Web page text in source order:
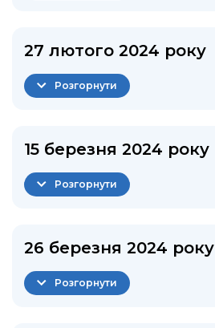
27 лютого 2024 року
Розгорнути
15 березня 2024 року
Розгорнути
26 березня 2024 року
Розгорнути